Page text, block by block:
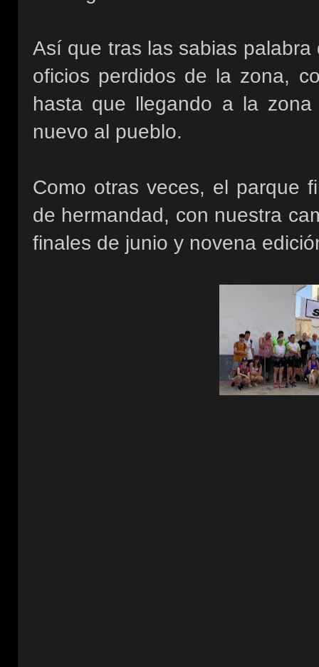
Así que tras las sabias
oficios perdidos de la zona,
hasta que llegando a la
nuevo al pueblo.
Como otras veces, el parque
de hermandad, con nuestra
finales de junio y novena